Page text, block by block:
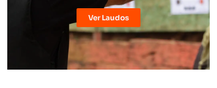
Ver Laudos